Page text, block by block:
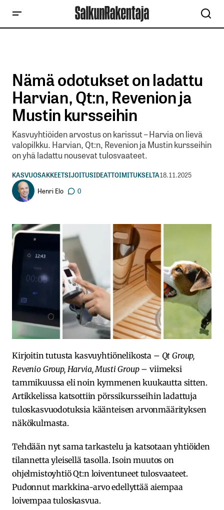
Nämä odotukset on ladattu
Harvian, Qt:n, Revenion ja
Mustin kursseihin
Kasvuyhtiöiden arvostus on karissut – Harvia on lievä
valopilkku. Harvian, Qt:n, Revenion ja Mustin kursseihin
on yhä ladattu nousevat tulosvaateet.
KASVUOSAKKEETSIJOITUSIDEATTOIMITUKSELTA18.11.2025
Henri Elo
0
Kirjoitin tutusta kasvuyhtiönelikosta – Qt Group,
Revenio Group, Harvia, Musti Group– viimeksi
tammikuussa eli noin kymmenen kuukautta sitten.
Artikkelissa katsottiin pörssikursseihin ladattuja
tuloskasvuodotuksia käänteisen arvonmäärityksen
näkökulmasta.
Tehdään nyt sama tarkastelu ja katsotaan yhtiöiden
tilannetta yleisellä tasolla. Isoin muutos on
ohjelmistoyhtiö Qt:n loiventuneet tulosvaateet.
Pudonnut markkina-arvo edellyttää aiempaa
loivempaa tuloskasvua.